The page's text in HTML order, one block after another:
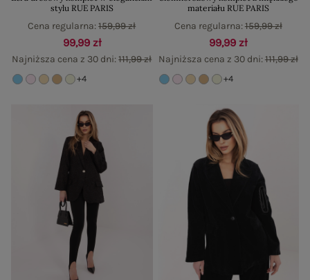
stylu RUE PARIS
99,99 zł
Najniższa cena z 30 dni:111,99 zł
Cena regularna:159,99 zł
+4
materiału RUE PARIS
99,99 zł
Najniższa cena z 30 dni:111,99 zł
Cena regularna:159,99 zł
+4